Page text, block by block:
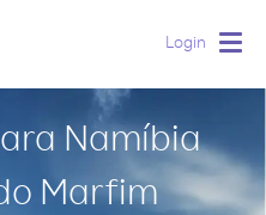
Login
Namíbia
Marfim